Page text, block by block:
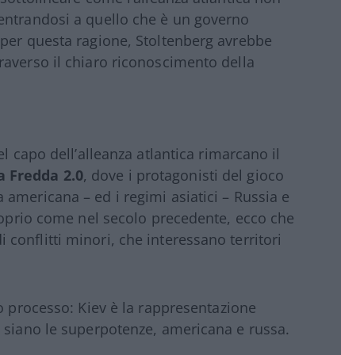
a quello che è un governo
questa ragione, Stoltenberg avrebbe
il chiaro riconoscimento della
dell’alleanza atlantica rimarcano il
Fredda 2.0, dove i protagonisti del gioco
americana – ed i regimi asiatici – Russia e
come nel secolo precedente, ecco che
conflitti minori, che interessano territori
processo: Kiev è la rappresentazione
le superpotenze, americana e russa.